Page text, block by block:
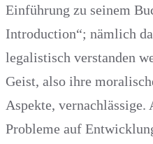
Einführung zu seinem
Introduction“; nämlich
legalistisch verstanden
Geist, also ihre
Aspekte,
Probleme auf